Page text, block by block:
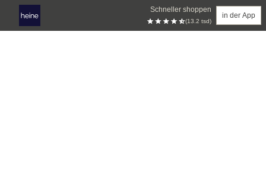
Schneller shoppen
(13.2 tsd)
in der App